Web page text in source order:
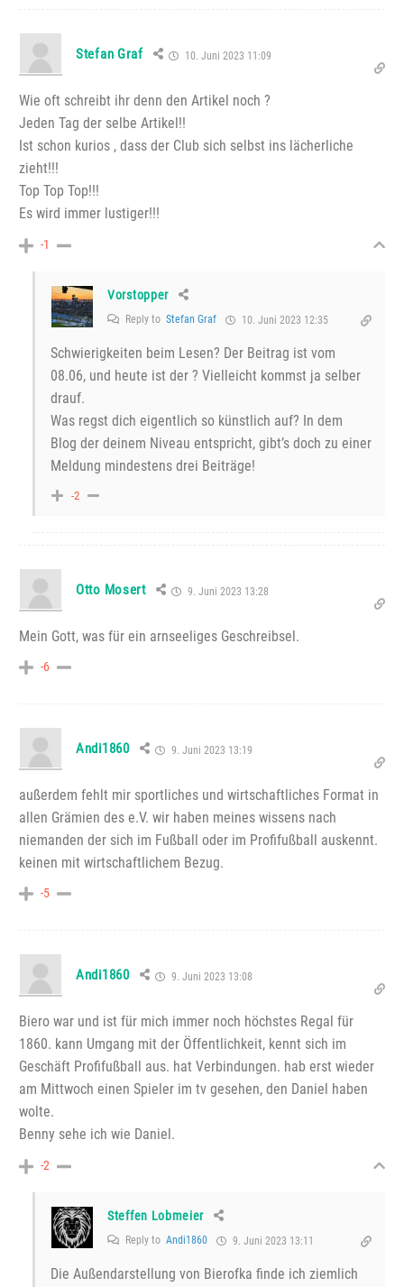
Stefan Graf 10. Juni 2023 11:09
Wie oft schreibt ihr denn den Artikel noch ?
Jeden Tag der selbe Artikel!!
Ist schon kurios , dass der Club sich selbst ins lächerliche
zieht!!!
Top Top Top!!!
Es wird immer lustiger!!!
-1
Vorstopper
Reply to Stefan Graf 10. Juni 2023 12:35
Schwierigkeiten beim Lesen? Der Beitrag ist vom
08.06, und heute ist der ? Vielleicht kommst ja selber
drauf.
Was regst dich eigentlich so künstlich auf? In dem
Blog der deinem Niveau entspricht, gibt’s doch zu einer
Meldung mindestens drei Beiträge!
-2
Otto Mosert 9. Juni 2023 13:28
Mein Gott, was für ein arnseeliges Geschreibsel.
-6
Andi1860 9. Juni 2023 13:19
außerdem fehlt mir sportliches und wirtschaftliches Format in
allen Grämien des e.V. wir haben meines wissens nach
niemanden der sich im Fußball oder im Profifußball auskennt.
keinen mit wirtschaftlichem Bezug.
-5
Andi1860 9. Juni 2023 13:08
Biero war und ist für mich immer noch höchstes Regal für
1860. kann Umgang mit der Öffentlichkeit, kennt sich im
Geschäft Profifußball aus. hat Verbindungen. hab erst wieder
am Mittwoch einen Spieler im tv gesehen, den Daniel haben
wolte.
Benny sehe ich wie Daniel.
-2
Steffen Lobmeier
Reply to Andi1860 9. Juni 2023 13:11
Die Außendarstellung von Bierofka finde ich ziemlich